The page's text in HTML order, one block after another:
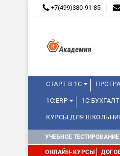
+7(499)380-91-85
СТАРТ В 1С
1С:ERP
КУРСЫ ДЛЯ
WEB, JAVA И ANDROID
УЧЕБНОЕ ТЕСТИРОВАНИЕ
ОНЛАЙН-КУРСЫ